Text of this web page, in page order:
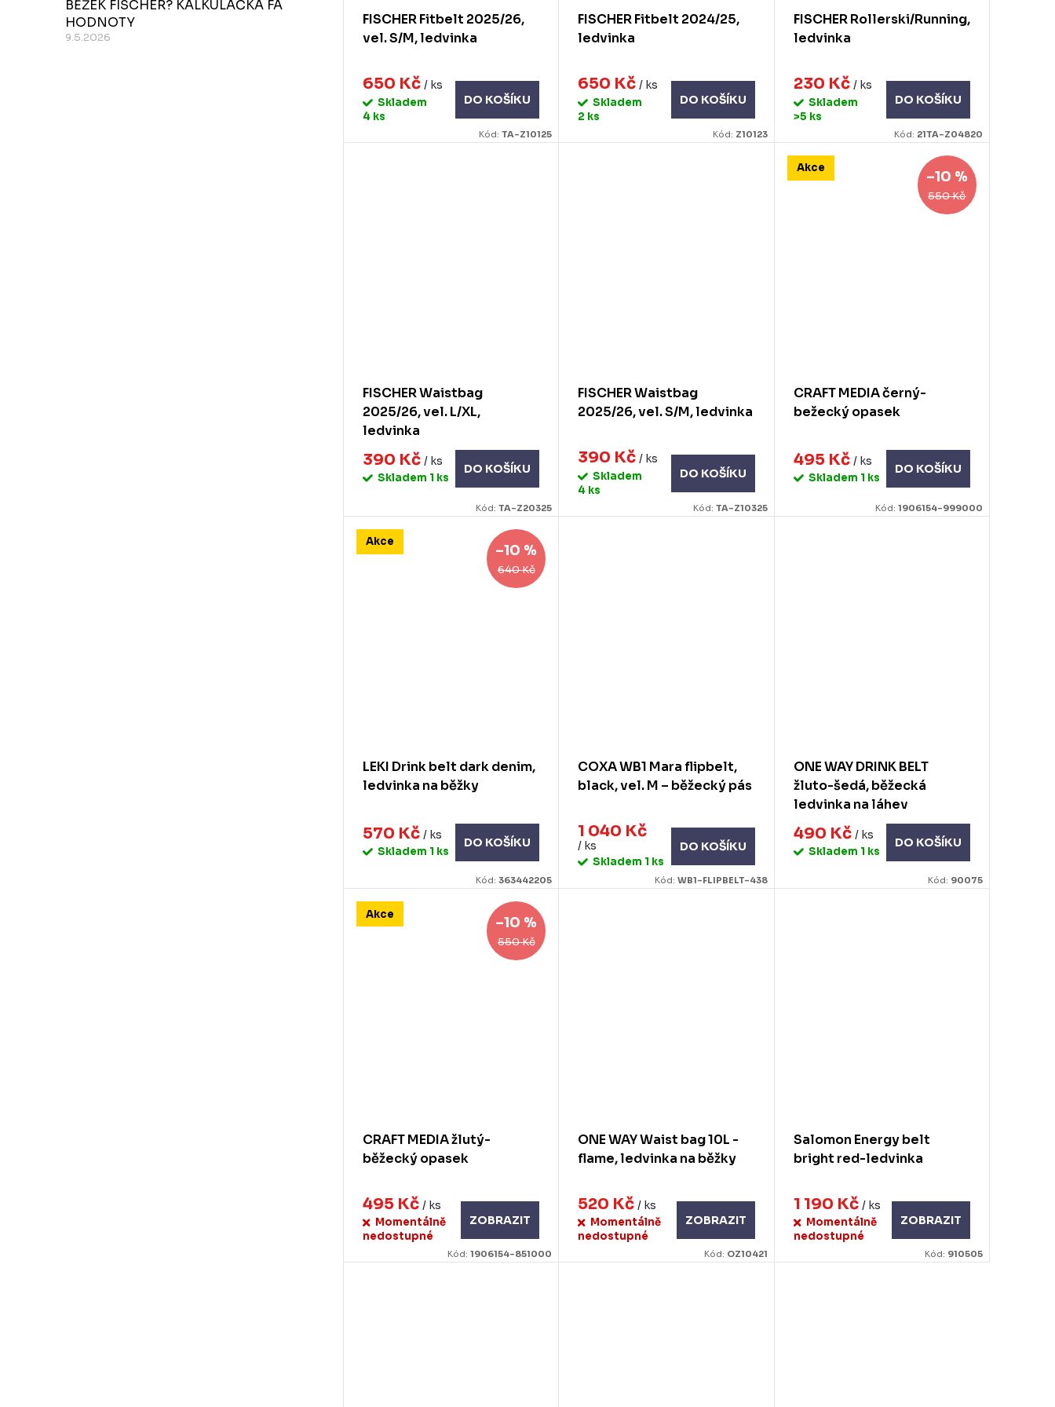
BĚŽEK FISCHER? KALKULAČKA FA
HODNOTY
9.5.2026
FISCHER Fitbelt 2025/26,
vel. S/M, ledvinka
650 Kč / ks
Skladem
4 ks
DO KOŠÍKU
Kód:TA-Z10125
FISCHER Fitbelt 2024/25,
ledvinka
650 Kč/ ks
Skladem
2 ks
DO KOŠÍKU
Kód: Z10123
FISCHER Rollerski/Running,
ledvinka
230 Kč / ks
Skladem
>5 ks
DO KOŠÍKU
Kód: 21TA-Z04820
FISCHER Waistbag
2025/26, vel. L/XL,
ledvinka
390 Kč / ks
Skladem 1 ks
DO KOŠÍKU
Kód:TA-Z20325
FISCHER Waistbag
2025/26, vel. S/M, ledvinka
390 Kč/ ks
Skladem
4 ks
DO KOŠÍKU
Kód: TA-Z10325
Akce
550 Kč
–10 %
CRAFT MEDIA černý-
bežecký opasek
495 Kč / ks
Skladem 1 ks
DO KOŠÍKU
Kód: 1906154-999000
Akce
640 Kč
–10 %
LEKI Drink belt dark denim,
ledvinka na běžky
570 Kč / ks
Skladem 1 ks
DO KOŠÍKU
Kód:363442205
COXA WB1 Mara flipbelt,
black, vel. M – běžecký pás
1 040 Kč
/ ks
Skladem 1 ks
DO KOŠÍKU
Kód: WB1-FLIPBELT-438
ONE WAY DRINK BELT
žluto-šedá, běžecká
ledvinka na láhev
490 Kč / ks
Skladem 1 ks
DO KOŠÍKU
Kód: 90075
Akce
550 Kč
–10 %
CRAFT MEDIA žlutý-
běžecký opasek
495 Kč / ks
Momentálně
nedostupné
ZOBRAZIT
Kód:1906154-851000
ONE WAY Waist bag 10L -
flame, ledvinka na běžky
520 Kč/ ks
Momentálně
nedostupné
ZOBRAZIT
Kód: OZ10421
Salomon Energy belt
bright red-ledvinka
1 190 Kč / ks
Momentálně
nedostupné
ZOBRAZIT
Kód: 910505